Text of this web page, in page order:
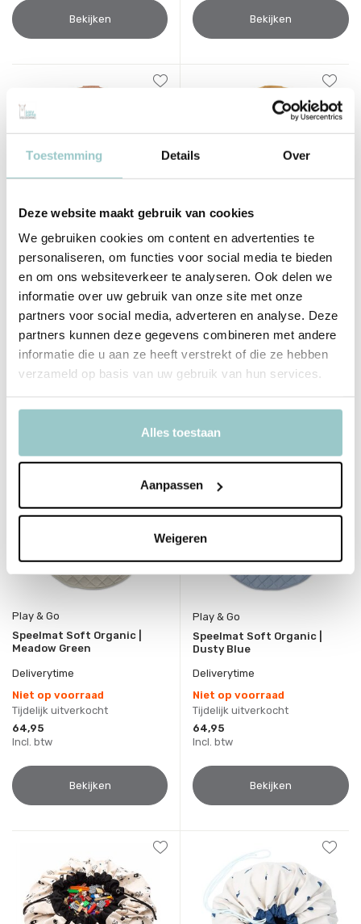
Toestemming Details Over
Deze website maakt gebruik van cookies
We gebruiken cookies om content en advertenties te
personaliseren, om functies voor social media te bieden
en om ons websiteverkeer te analyseren. Ook delen we
informatie over uw gebruik van onze site met onze
partners voor social media, adverteren en analyse. Deze
partners kunnen deze gegevens combineren met andere
informatie die u aan ze heeft verstrekt of die ze hebben
verzameld op basis van uw gebruik van hun services.
Alles toestaan
Aanpassen
Weigeren
Bekijken Bekijken
Play & Go
Speelmat Soft Organic |
Tawny Brown
Deliverytime
Niet op voorraad
64,95
Incl. btw
Play & Go
Speelmat Soft Organic |
Mustard Chai
Deliverytime
Niet op voorraad
Incl. btw
Play & Go
Speelmat Soft Organic |
Meadow Green
Deliverytime
Niet op voorraad
Tijdelijk uitverkocht
64,95
Incl. btw
Bekijken
Play & Go
Speelmat Soft Organic |
Dusty Blue
Deliverytime
Niet op voorraad
Tijdelijk uitverkocht
64,95
Incl. btw
Bekijken